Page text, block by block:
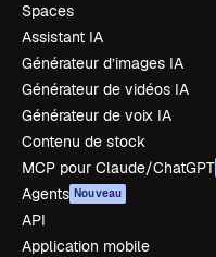
Spaces
Assistant IA
Générateur d’images IA
Générateur de vidéos IA
Générateur de voix IA
Contenu de stock
MCP pour Claude/ChatGPT
Agents Nouveau
API
Application mobile